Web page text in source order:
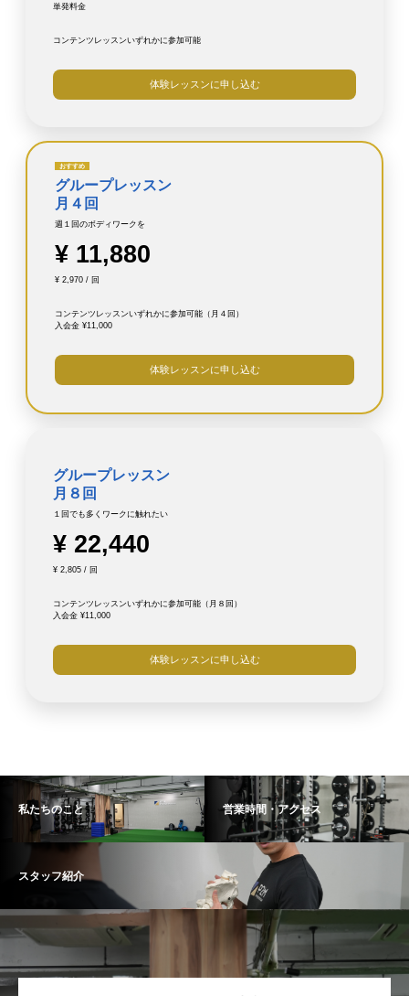
単発料金
コンテンツレッスンいずれかに参加可能
体験レッスンに申し込む
おすすめ
グループレッスン
月４回
週１回のボディワークを
¥ 11,880
¥ 2,970 / 回
コンテンツレッスンいずれかに参加可能（月４回）
入会金 ¥11,000
体験レッスンに申し込む
グループレッスン
月８回
１回でも多くワークに触れたい
¥ 22,440
¥ 2,805 / 回
コンテンツレッスンいずれかに参加可能（月８回）
入会金 ¥11,000
体験レッスンに申し込む
私たちのこと 営業時間・アクセス
スタッフ紹介